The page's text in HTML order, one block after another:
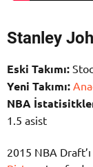
Stanley
Eski Takımı:
Yeni Takımı:
NBA İst
1.5 asist
2015 NBA